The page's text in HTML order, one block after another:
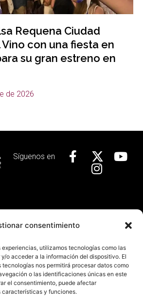
consentimiento
experiencias, utilizamos tecnologías como las
o acceder a la información del dispositivo. El
nos permitirá procesar datos como
o las identificaciones únicas en este
el consentimiento, puede afectar
y funciones.
Requena Ciudad
con una fiesta en
su gran estreno en
de 2026
Síguenos en
63